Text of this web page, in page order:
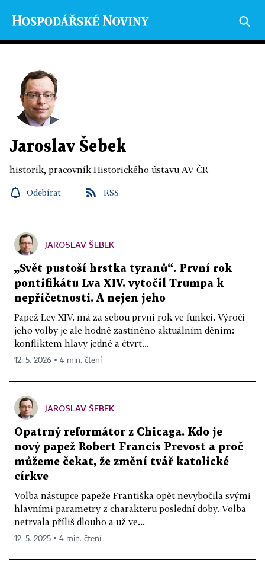
Jaroslav Šebek
historik, pracovník Historického ústavu AV ČR
Odebírat RSS
JAROSLAV ŠEBEK
„Svět pustoší hrstka tyranů“. První rok
pontifikátu Lva XIV. vytočil Trumpa k
nepříčetnosti. A nejen jeho
Papež Lev XIV. má za sebou první rok ve funkci. Výročí
jeho volby je ale hodně zastíněno aktuálním děním:
konfliktem hlavy jedné a čtvrt...
12. 5. 2026 ▪ 4 min. čtení
JAROSLAV ŠEBEK
Opatrný reformátor z Chicaga. Kdo je
nový papež Robert Francis Prevost a proč
můžeme čekat, že změní tvář katolické
církve
Volba nástupce papeže Františka opět nevybočila svými
hlavními parametry z charakteru poslední doby. Volba
netrvala příliš dlouho a už ve...
12. 5. 2025 ▪ 4 min. čtení